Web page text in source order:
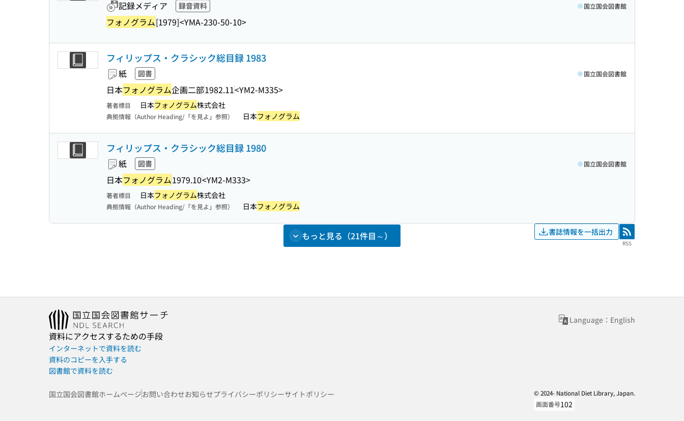
記録メディア 録音資料
フォノグラム[1979]<YMA-230-50-10>
国立国会図書館
フィリップス・クラシック総目録 1983
紙 図書
日本フォノグラム企画二部1982.11<YM2-M335>
国立国会図書館
著者標目 日本フォノグラム株式会社
典拠情報（Author Heading/「を見よ」参照） 日本フォノグラム
フィリップス・クラシック総目録 1980
紙 図書
日本フォノグラム1979.10<YM2-M333>
国立国会図書館
著者標目 日本フォノグラム株式会社
典拠情報（Author Heading/「を見よ」参照） 日本フォノグラム
もっと見る（21件目～） 書誌情報を一括出力 RSS
RSS
Language：English
資料にアクセスするための手段
インターネットで資料を読む
資料のコピーを入手する
図書館で資料を読む
国立国会図書館ホームページお問い合わせお知らせプライバシーポリシーサイトポリシー
© 2024- National Diet Library, Japan.
画面番号102